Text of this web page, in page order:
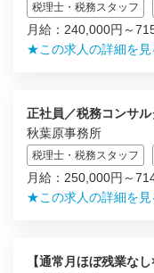
税理士・税務スタッフ
月給：240,000円～
★この求人の詳細を見
正社員／税務コンサ
秋葉原事務所
税理士・税務スタッフ
月給：250,000円～
★この求人の詳細を見
【通常月ほぼ残業な